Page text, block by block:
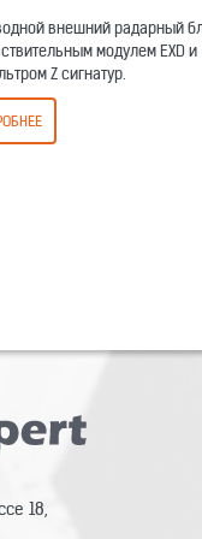
внешний радарный
модулем EXD и
Z сигнатур.
18,